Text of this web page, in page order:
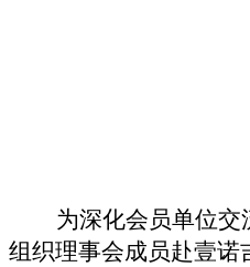
为深化会员单位交
组织理事会成员赴壹诺